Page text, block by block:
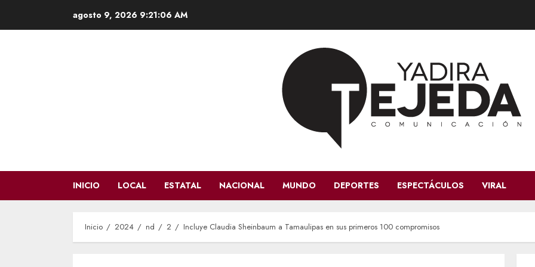
agosto 9, 2026 9:21:07 AM
INICIO LOCAL ESTATAL NACIONAL MUNDO DEPORTES ESPECTÁCULOS VIRAL
Inicio 2024 nd 2 Incluye Claudia Sheinbaum a Tamaulipas en sus primeros 100 compromisos